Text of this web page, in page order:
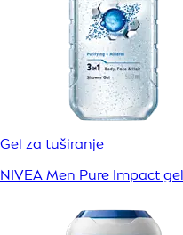
Gel za tuširanje
NIVEA Men Pure Impact